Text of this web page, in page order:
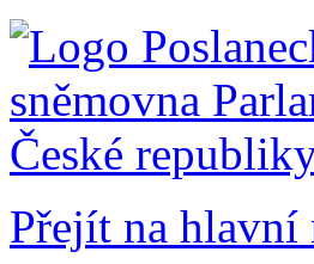
Přejít na hlavní